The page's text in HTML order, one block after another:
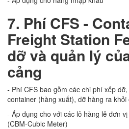
7. Phí CFS -
Freight Station
dỡ và quản lý
cảng
- Phí CFS bao gồm các chi phí xếp
container (hàng xuất), dỡ hàng ra
- Áp dụng cho với các lô hàng lẻ đơn
(CBM-Cubic Meter)